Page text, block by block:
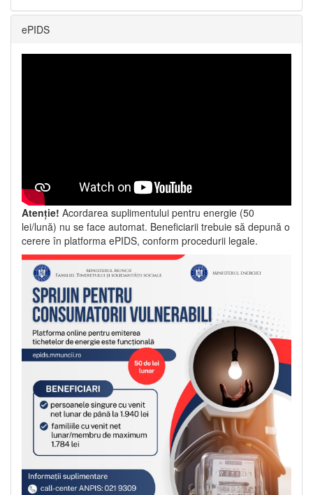
ePIDS
Atenție! Acordarea suplimentului pentru energie (50
lei/lună) nu se face automat. Beneficiarii trebuie să depună o
cerere în platforma ePIDS, conform procedurii legale.